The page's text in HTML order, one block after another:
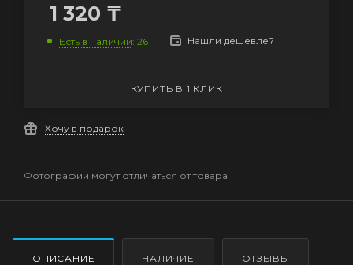
1 320 ₸
Есть в наличии: 26 Нашли дешевле?
КУПИТЬ В 1 КЛИК
Хочу в подарок
Фотографии могут отличаться от товара!
ОПИСАНИЕ НАЛИЧИЕ ОТЗЫВЫ